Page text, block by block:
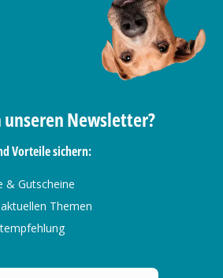
unseren Newsletter?
Vorteile sichern:
& Gutscheine
Themen